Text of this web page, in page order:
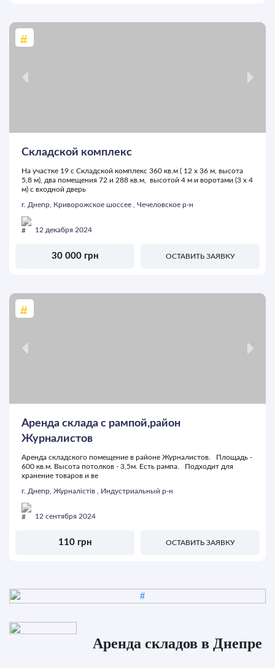
Складской комплекс
На участке 19 с Складской комплекс 360 кв.м ( 12 х 36 м, высота
5,8 м), два помещения 72 и 288 кв.м, высотой 4 м и воротами (3 х 4
м) с входной дверь
г. Днепр, Криворожское шоссее , Чечеловское р-н
12 декабря 2024
30 000 грн ОСТАВИТЬ ЗАЯВКУ
Аренда склада с рампой,район
Журналистов
Аренда складского помещение в районе Журналистов. Площадь -
600 кв.м. Высота потолков - 3,5м. Есть рампа. Подходит для
хранение товаров и ве
г. Днепр, Журналістів , Индустриальный р-н
12 сентября 2024
110 грн ОСТАВИТЬ ЗАЯВКУ
Аренда складов в Днепре